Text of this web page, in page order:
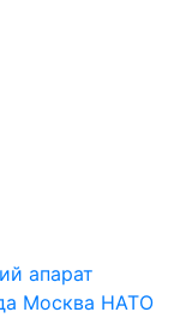
апарат
Москва НАТО